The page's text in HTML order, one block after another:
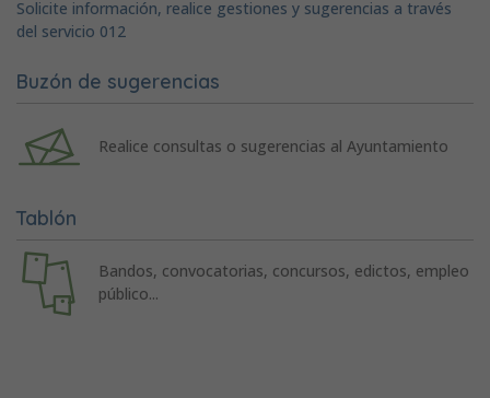
Solicite información, realice gestiones y sugerencias a través
del servicio 012
Buzón de sugerencias
Realice consultas o sugerencias al Ayuntamiento
Tablón
Bandos, convocatorias, concursos, edictos, empleo
público...